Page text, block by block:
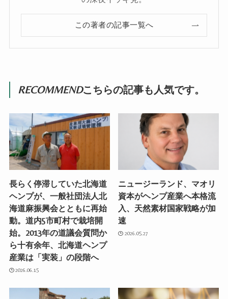
この著者の記事一覧へ
RECOMMENDこちらの記事も人気です。
長らく停滞していた北海道
ヘンプが、一般社団法人北
海道麻振興会とともに再始
動。道内5市町村で栽培開
始。2013年の道議会質問か
ら十有余年、北海道ヘンプ
産業は「実装」の段階へ
2026.06.15
ニュージーランド、マオリ
資本がヘンプ産業へ本格流
入、天然素材国家戦略が加
速
2026.05.27